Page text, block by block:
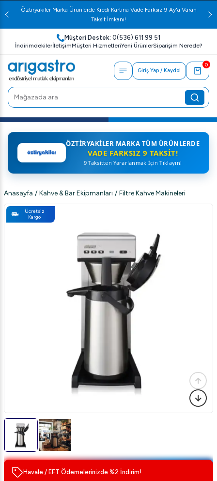
Öztiryakiler Marka Ürünlerde Kredi Kartına Vade Farksız 9 Ay'a Varan
Taksit İmkanı!
Müşteri Destek: 0(536) 611 99 51
İndirimdekilerİletişimMüşteri HizmetleriYeni ÜrünlerSiparişim Nerede?
Giriş Yap / Kaydol
0
ÖZTIRYAKILER MARKA TÜM ÜRÜNLERDE
VADE FARKSIZ 9 TAKSIT!
9 Taksitten Yararlanmak İçin Tıklayın!
Anasayfa / Kahve & Bar Ekipmanları / Filtre Kahve Makineleri
Ücretsiz
Kargo
Havale / EFT Ödemelerinizde %2 İndirim!